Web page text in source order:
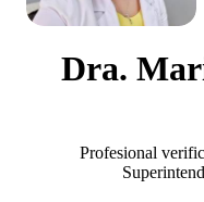
Dra.
Profesional